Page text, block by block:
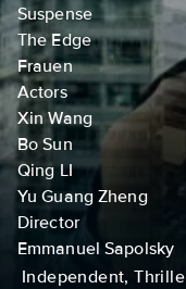
Suspense
The Edge
Frauen
Actors
Xin Wang
Bo Sun
Qing LI
Yu Guang Zheng
Director
Emmanuel Sapolsky
Independent,